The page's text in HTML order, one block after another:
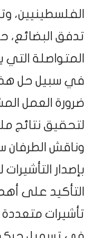
الفلسطينيين،
تدفق البضائع،
المتواصلة
في سبيل حل
ضرورة العمل
لتحقيق نتائج
وناقش الطرفان
بإصدار
التأكيد على
تأشيرات